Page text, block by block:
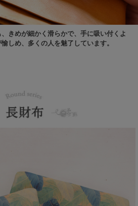
きめが細かく滑らかで、手に吸い付くよ
しめ、多くの人を魅了しています。